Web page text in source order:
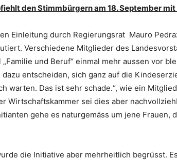
den Stimmbürgern am 18. September
Einleitung durch Regierungsrat Mauro
Verschiedene Mitglieder des
„Familie und Beruf“ einmal mehr aussen vor
dazu entscheiden, sich ganz auf die
warten. Das ist sehr schade.“, wie ein
Wirtschaftskammer sei dies aber
gehe es naturgemäss um jene Frauen,
die Initiative aber mehrheitlich begrüsst.